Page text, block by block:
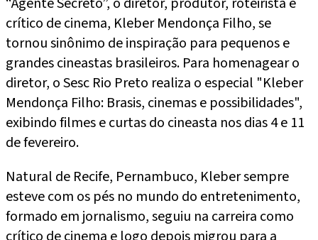
crítico de cinema, Kleber Mendonça Filho, se
tornou sinônimo de inspiração para pequenos e
grandes cineastas brasileiros. Para homenagear o
diretor, o Sesc Rio Preto realiza o especial "Kleber
Mendonça Filho: Brasis, cinemas e possibilidades",
exibindo filmes e curtas do cineasta nos dias 4 e 11
de fevereiro.
Natural de Recife, Pernambuco, Kleber sempre
esteve com os pés no mundo do entretenimento,
formado em jornalismo, seguiu na carreira como